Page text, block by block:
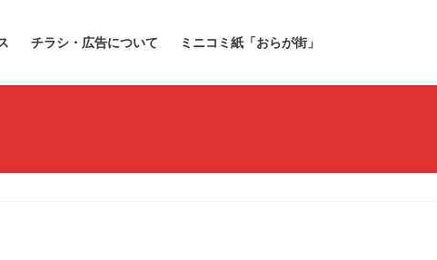
チラシ・広告について ミニコミ紙「おらが街」